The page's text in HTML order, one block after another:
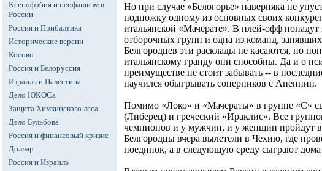
Ксенофобия и неофашизм в
России
Россия и Прибалтика
Исторические версии
Косово
Россия и Белоруссия
Израиль и Палестина
Дело ЮКОСа
Защита Химкинского леса
Дело Бульбова
Россия и финансовый кризис
Доллар
Россия и Израиль
Но при случае «Белогорье» наверняка не
подножку одному из основных своих
итальянской «Мачерате». В плей-офф попадут
отборочных групп и одна из команд,
Белгородцев эти расклады не касаются, но
итальянскому гранду они способны. Да и о
преимуществе не стоит забывать -- в
научился обыгрывать соперников с Апеннин.
Помимо «Локо» и «Мачераты» в группе «С»
(Либерец) и греческий «Ираклис». Все
чемпионов и у мужчин, и у женщин пройдут в
Белгородцы вчера вылетели в Чехию, где
поединок, а в следующую среду сыграют дома